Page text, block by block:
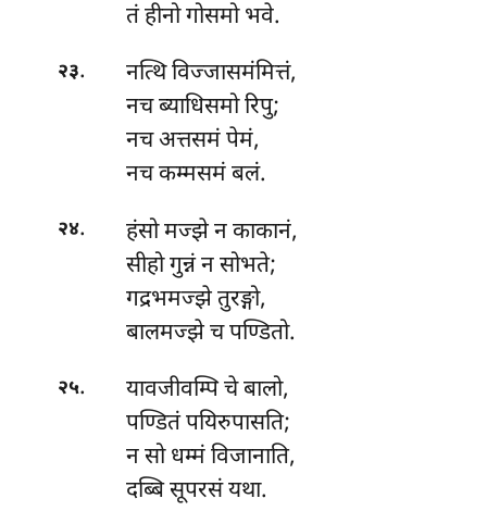
तं हीनो गोसमो भवे.
२३.
नत्थि विज्जासमंमित्तं,
नच ब्याधिसमो रिपु;
नचअत्तसमं पेमं,
नच कम्मसमं बलं.
२४.
हंसो मज्झे न काकानं,
सीहो गुन्नं न सोभते;
गद्रभमज्झे तुरङ्गो,
बालमज्झे च पण्डितो.
२५.
यावजीवम्पि चे बालो,
पण्डितं पयिरुपासति;
न सो धम्मं विजानाति,
दब्बि सूपरसं यथा.